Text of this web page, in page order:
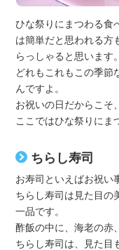
ひな祭りにまつわる食
は簡単だと思われる方
らっしゃると思います。
どれもこれもこの季節
んですよ。
お祝いの日だからこそ
ここではひな祭りにま
ちらし寿司
お寿司といえばお祝い
ちらし寿司は見た目の
一品です。
酢飯の中に、海老の赤
ちらし寿司は、見た目